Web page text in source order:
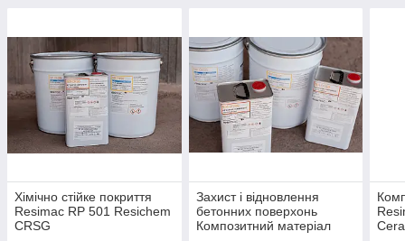
Хімічно стійке покриття
Resimac RP 501 Resichem
CRSG
Захист і відновлення
бетонних поверхонь
Композитний матеріал